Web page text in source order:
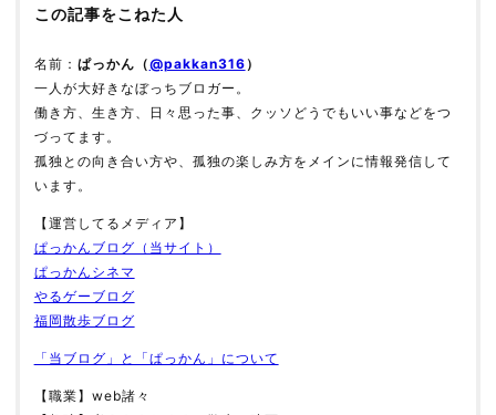
この記事をこねた人
名前： ぱっかん（@pakkan316 ）
一人が大好きなぼっちブロガー。
働き方、生き方、日々思った事、クッソどうでもいい事などをつ
づってます。
孤独との向き合い方や、孤独の楽しみ方をメインに情報発信して
います。
【運営してるメディア】
ぱっかんブログ（当サイト）
ぱっかんシネマ
やるゲーブログ
福岡散歩ブログ
「当ブログ」と「ぱっかん」について
【職業】web諸々